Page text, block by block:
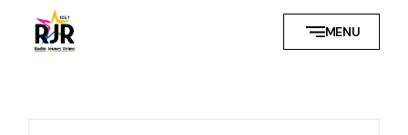
content
MENU